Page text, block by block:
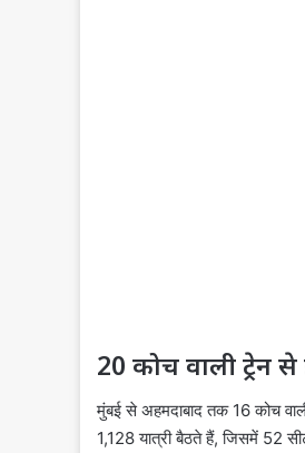
20 कोच वाली ट्रेन से
मुंबई से अहमदाबाद तक 16 कोच
1,128 यात्री बैठते हैं, जिसमें 52